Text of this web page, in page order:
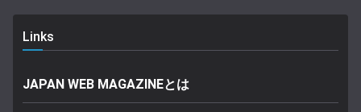
Links
JAPAN WEB MAGAZINEとは